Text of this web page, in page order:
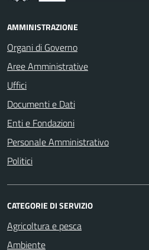
AMMINISTRAZIONE
Organi di Governo
Aree Amministrative
Uffici
Documenti e Dati
Enti e Fondazioni
Personale Amministrativo
Politici
CATEGORIE DI SERVIZIO
Agricoltura e pesca
Ambiente